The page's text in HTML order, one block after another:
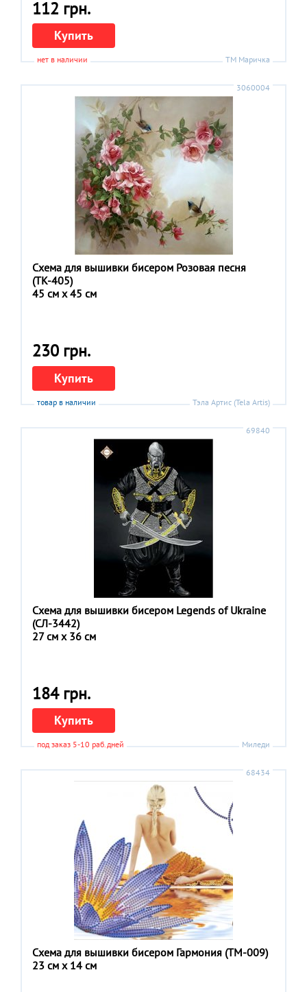
112 грн.
Купить
нет в наличии ТМ Маричка
3060004
Схема для вышивки бисером Розовая песня
(ТК-405)
45 см x 45 см
230 грн.
Купить
товар в наличии Тэла Артис (Tela Artis)
69840
Схема для вышивки бисером Legends of Ukraine
(СЛ-3442)
27 см x 36 см
184 грн.
Купить
под заказ 5-10 раб.дней Миледи
68434
Схема для вышивки бисером Гармония (ТМ-009)
23 см x 14 см